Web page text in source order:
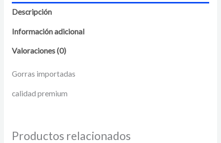
Descripción
Información adicional
Valoraciones (0)
Gorras importadas
calidad premium
Productos relacionados